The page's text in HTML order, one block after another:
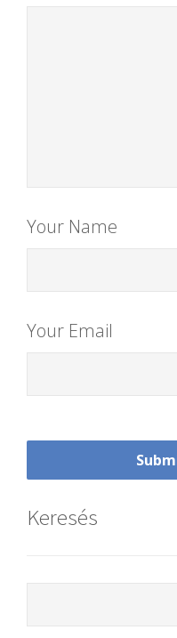
Your Name
Your Email
Keresés